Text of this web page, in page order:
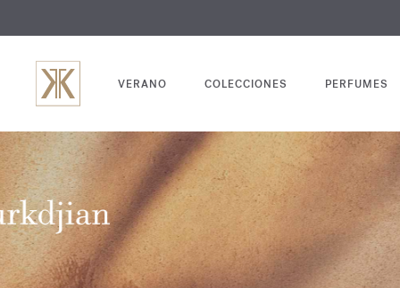
VERANO COLECCIONES PERFUMES